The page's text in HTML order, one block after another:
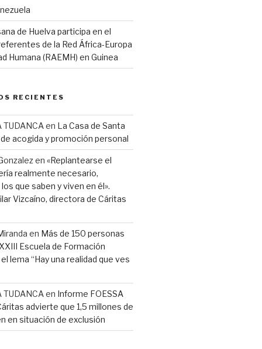
de Huelva participa en el
de la Red África-Europa
Humana (RAEMH) en Guinea
RECIENTES
TUDANCAen La Casa de Santa
de acogida y promoción personal
en «Replantearse el
realmente necesario,
que saben y viven en él».
Vizcaíno, directora de Cáritas
en Más de 150 personas
Escuela de Formación
lema “Hay una realidad que ves
TUDANCAen Informe FOESSA
advierte que 1,5 millones de
en situación de exclusión